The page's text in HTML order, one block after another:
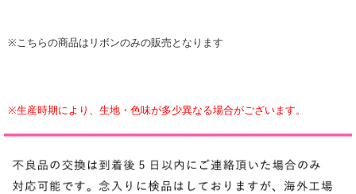
※こちらの商品はリボンのみの販売となります
※生産時期により、生地・色味が多少異なる場合がございます。